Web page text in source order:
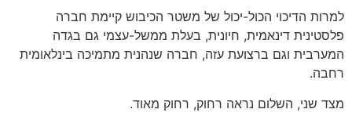
למרות הדיכוי הכול-יכול של משטר הכיבוש קיימת חברה
פלסטינית דינאמית, חיונית, בעלת ממשל-עצמי גם בגדה
המערבית וגם ברצועת עזה, חברה שנהנית מתמיכה בינלאומית
רחבה.
מצד שני, השלום נראה רחוק, רחוק מאוד.